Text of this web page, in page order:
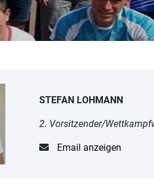
STEFAN LOHMANN
2. Vorsitzender/
Email anzeigen